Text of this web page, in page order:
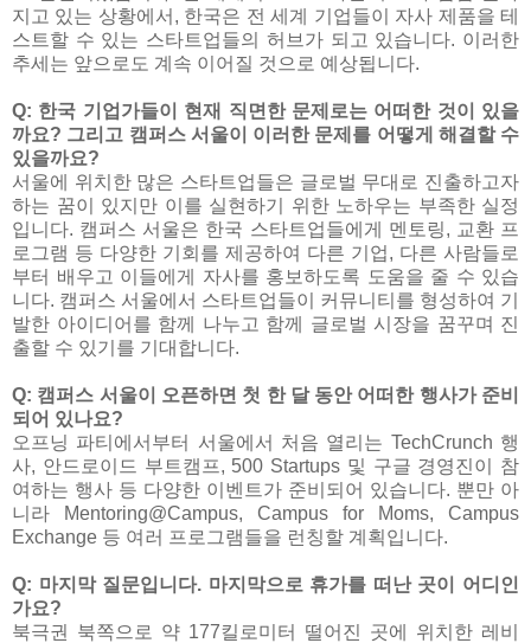
지고 있는 상황에서, 한국은 전 세계 기업들이 자사 제품을 테
스트할 수 있는 스타트업들의 허브가 되고 있습니다. 이러한
추세는 앞으로도 계속 이어질 것으로 예상됩니다.
Q: 한국 기업가들이 현재 직면한 문제로는 어떠한 것이 있을
까요? 그리고 캠퍼스 서울이 이러한 문제를 어떻게 해결할 수
있을까요?
서울에 위치한 많은 스타트업들은 글로벌 무대로 진출하고자
하는 꿈이 있지만 이를 실현하기 위한 노하우는 부족한 실정
입니다. 캠퍼스 서울은 한국 스타트업들에게 멘토링, 교환 프
로그램 등 다양한 기회를 제공하여 다른 기업, 다른 사람들로
부터 배우고 이들에게 자사를 홍보하도록 도움을 줄 수 있습
니다. 캠퍼스 서울에서 스타트업들이 커뮤니티를 형성하여 기
발한 아이디어를 함께 나누고 함께 글로벌 시장을 꿈꾸며 진
출할 수 있기를 기대합니다.
Q: 캠퍼스 서울이 오픈하면 첫 한 달 동안 어떠한 행사가 준비
되어 있나요?
오프닝 파티에서부터 서울에서 처음 열리는 TechCrunch 행
사, 안드로이드 부트캠프, 500 Startups 및 구글 경영진이 참
여하는 행사 등 다양한 이벤트가 준비되어 있습니다. 뿐만 아
니라 Mentoring@Campus, Campus for Moms, Campus
Exchange 등 여러 프로그램들을 런칭할 계획입니다.
Q: 마지막 질문입니다. 마지막으로 휴가를 떠난 곳이 어디인
가요?
북극권 북쪽으로 약 177킬로미터 떨어진 곳에 위치한 레비